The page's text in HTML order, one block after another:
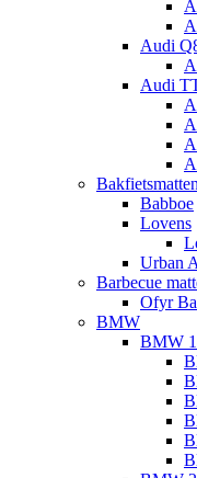
Audi
Audi
Bakfietsmatten
Babboe
Lovens
Urban
Barbecue
Ofyr
BMW
BMW